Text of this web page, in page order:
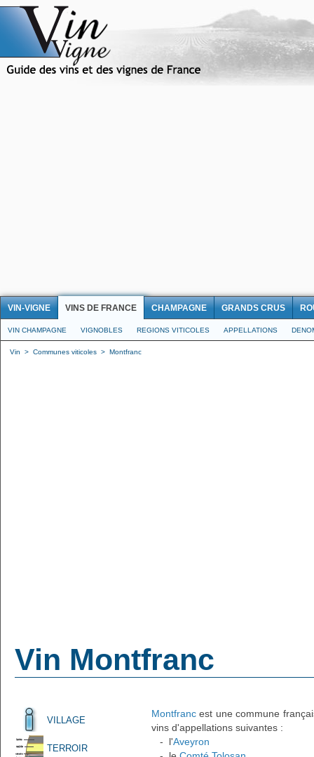
VIN-VIGNE VINS DE FRANCE CHAMPAGNE GRANDS CRUS
VIN CHAMPAGNE VIGNOBLES REGIONS VITICOLES APPELLATIONS
Vin > Communes viticoles > Montfranc
Vin Montfranc
VILLAGE
TERROIR
Montfranc est une commune
vins d'appellations suivantes :
- l'Aveyron